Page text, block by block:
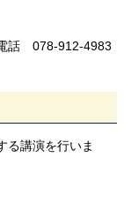
話 078-912-4983
る講演を行いま